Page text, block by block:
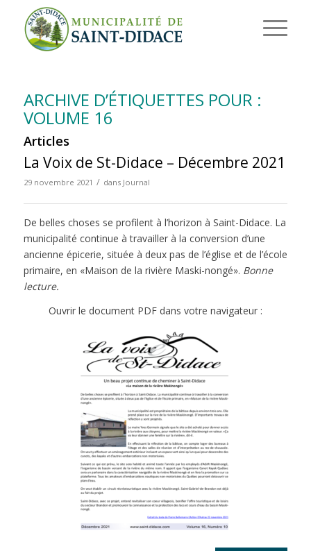
ARCHIVE D’ÉTIQUETTES POUR :
VOLUME 16
Articles
La Voix de St-Didace – Décembre 2021
29 novembre 2021 / dans Journal
De belles choses se profilent à l’horizon à Saint-Didace. La
municipalité continue à travailler à la conversion d’une
ancienne épicerie, située à deux pas de l’église et de l’école
primaire, en «Maison de la rivière Maski-nongé». Bonne
lecture.
Ouvrir le document PDF dans votre navigateur :